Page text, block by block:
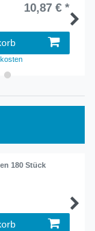
10,87 € *
180 Stück